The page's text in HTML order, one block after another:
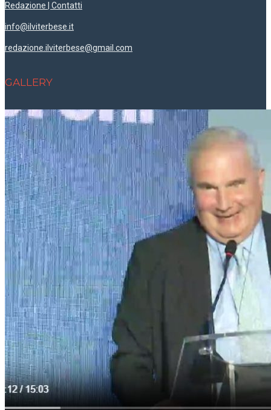
Redazione | Contatti
info@ilviterbese.it
redazione.ilviterbese@gmail.com
GALLERY